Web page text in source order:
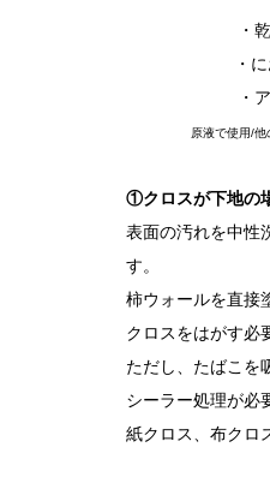
・
・
・
原液で使用/
①クロスが下地の
表面の汚れを中性
す。
柿ウォールを直接
クロスをはがす必
ただし、たばこを
シーラー処理が必
紙クロス、布クロ